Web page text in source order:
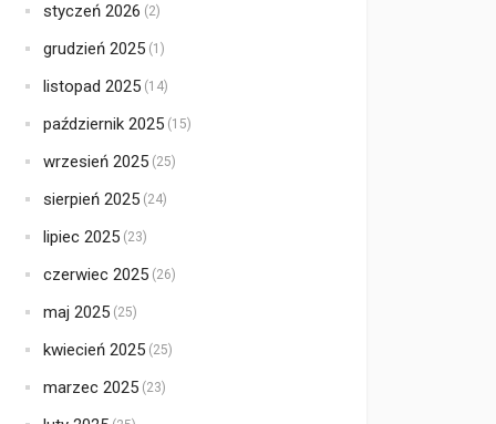
styczeń 2026 (2)
grudzień 2025 (1)
listopad 2025 (14)
październik 2025 (15)
wrzesień 2025 (25)
sierpień 2025 (24)
lipiec 2025 (23)
czerwiec 2025 (26)
maj 2025 (25)
kwiecień 2025 (25)
marzec 2025 (23)